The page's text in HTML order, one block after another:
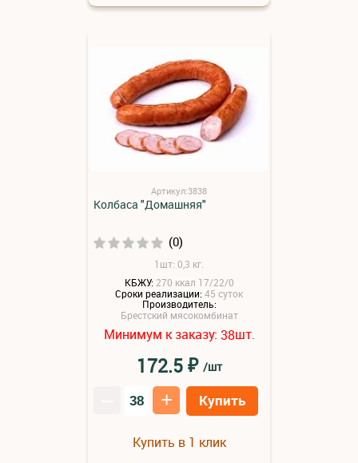
Артикул:3838
Колбаса "Домашняя"
(0)
1шт: 0,3 кг.
КБЖУ: 270 ккал 17/22/0
Сроки реализации:45 суток
Производитель:
Брестский мясокомбинат
Минимум к заказу: 38шт.
172.5₽ /шт
+ Купить
Купить в 1 клик